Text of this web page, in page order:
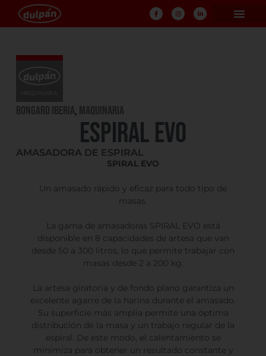
Bongard Iberia, Maquinaria
ESPIRAL EVO
AMASADORA DE ESPIRAL
SPIRAL EVO
Un amasado rápido y eficaz para todo tipo de
masas.
La gama de amasadoras SPIRAL EVO está
disponible en 8 capacidades de artesa que van
desde 50 a 300 litros, lo que permite trabajar con
masas desde 2 a 200 kg.
La artesa giratoria y de fondo plano garantiza un
excelente agarre de la harina durante el amasado.
Su superficie más amplia permite una óptima
distribución de la masa y un trabajo regular de la
espiral. De este modo, el calentamiento se
minimiza para obtener un resultado constante y